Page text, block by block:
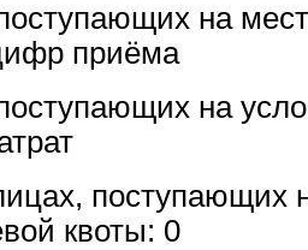
на
приёма
на
поступающих
квоты: 0